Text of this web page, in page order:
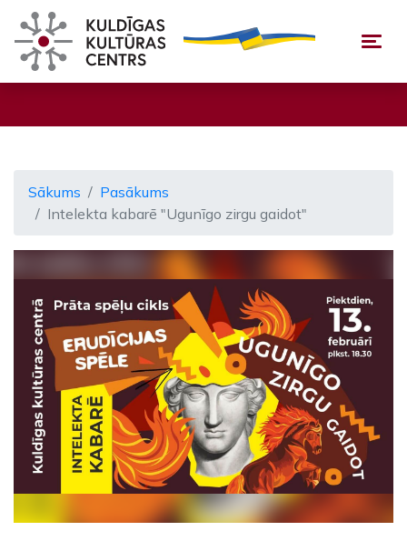
Sākums
Pasākums
Intelekta kabarē "Ugunīgo zirgu gaidot"